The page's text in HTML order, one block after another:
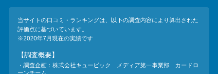
当サイトの口コミ・ランキングは、以下の調査内容により算出された
評価点に基づいています。
※2020年7月現在の実績です
【調査概要】
・調査企画：株式会社キュービック メディア第一事業部 カードロ